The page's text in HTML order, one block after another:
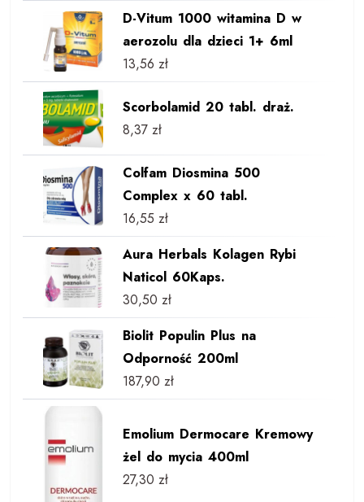
D-Vitum 1000 witamina D w
aerozolu dla dzieci 1+ 6ml
13,56 zł
Scorbolamid 20 tabl. draż.
8,37 zł
Colfam Diosmina 500
Complex x 60 tabl.
16,55 zł
Aura Herbals Kolagen Rybi
Naticol 60Kaps.
30,50 zł
Biolit Populin Plus na
Odporność 200ml
187,90 zł
Emolium Dermocare Kremowy
żel do mycia 400ml
27,30 zł